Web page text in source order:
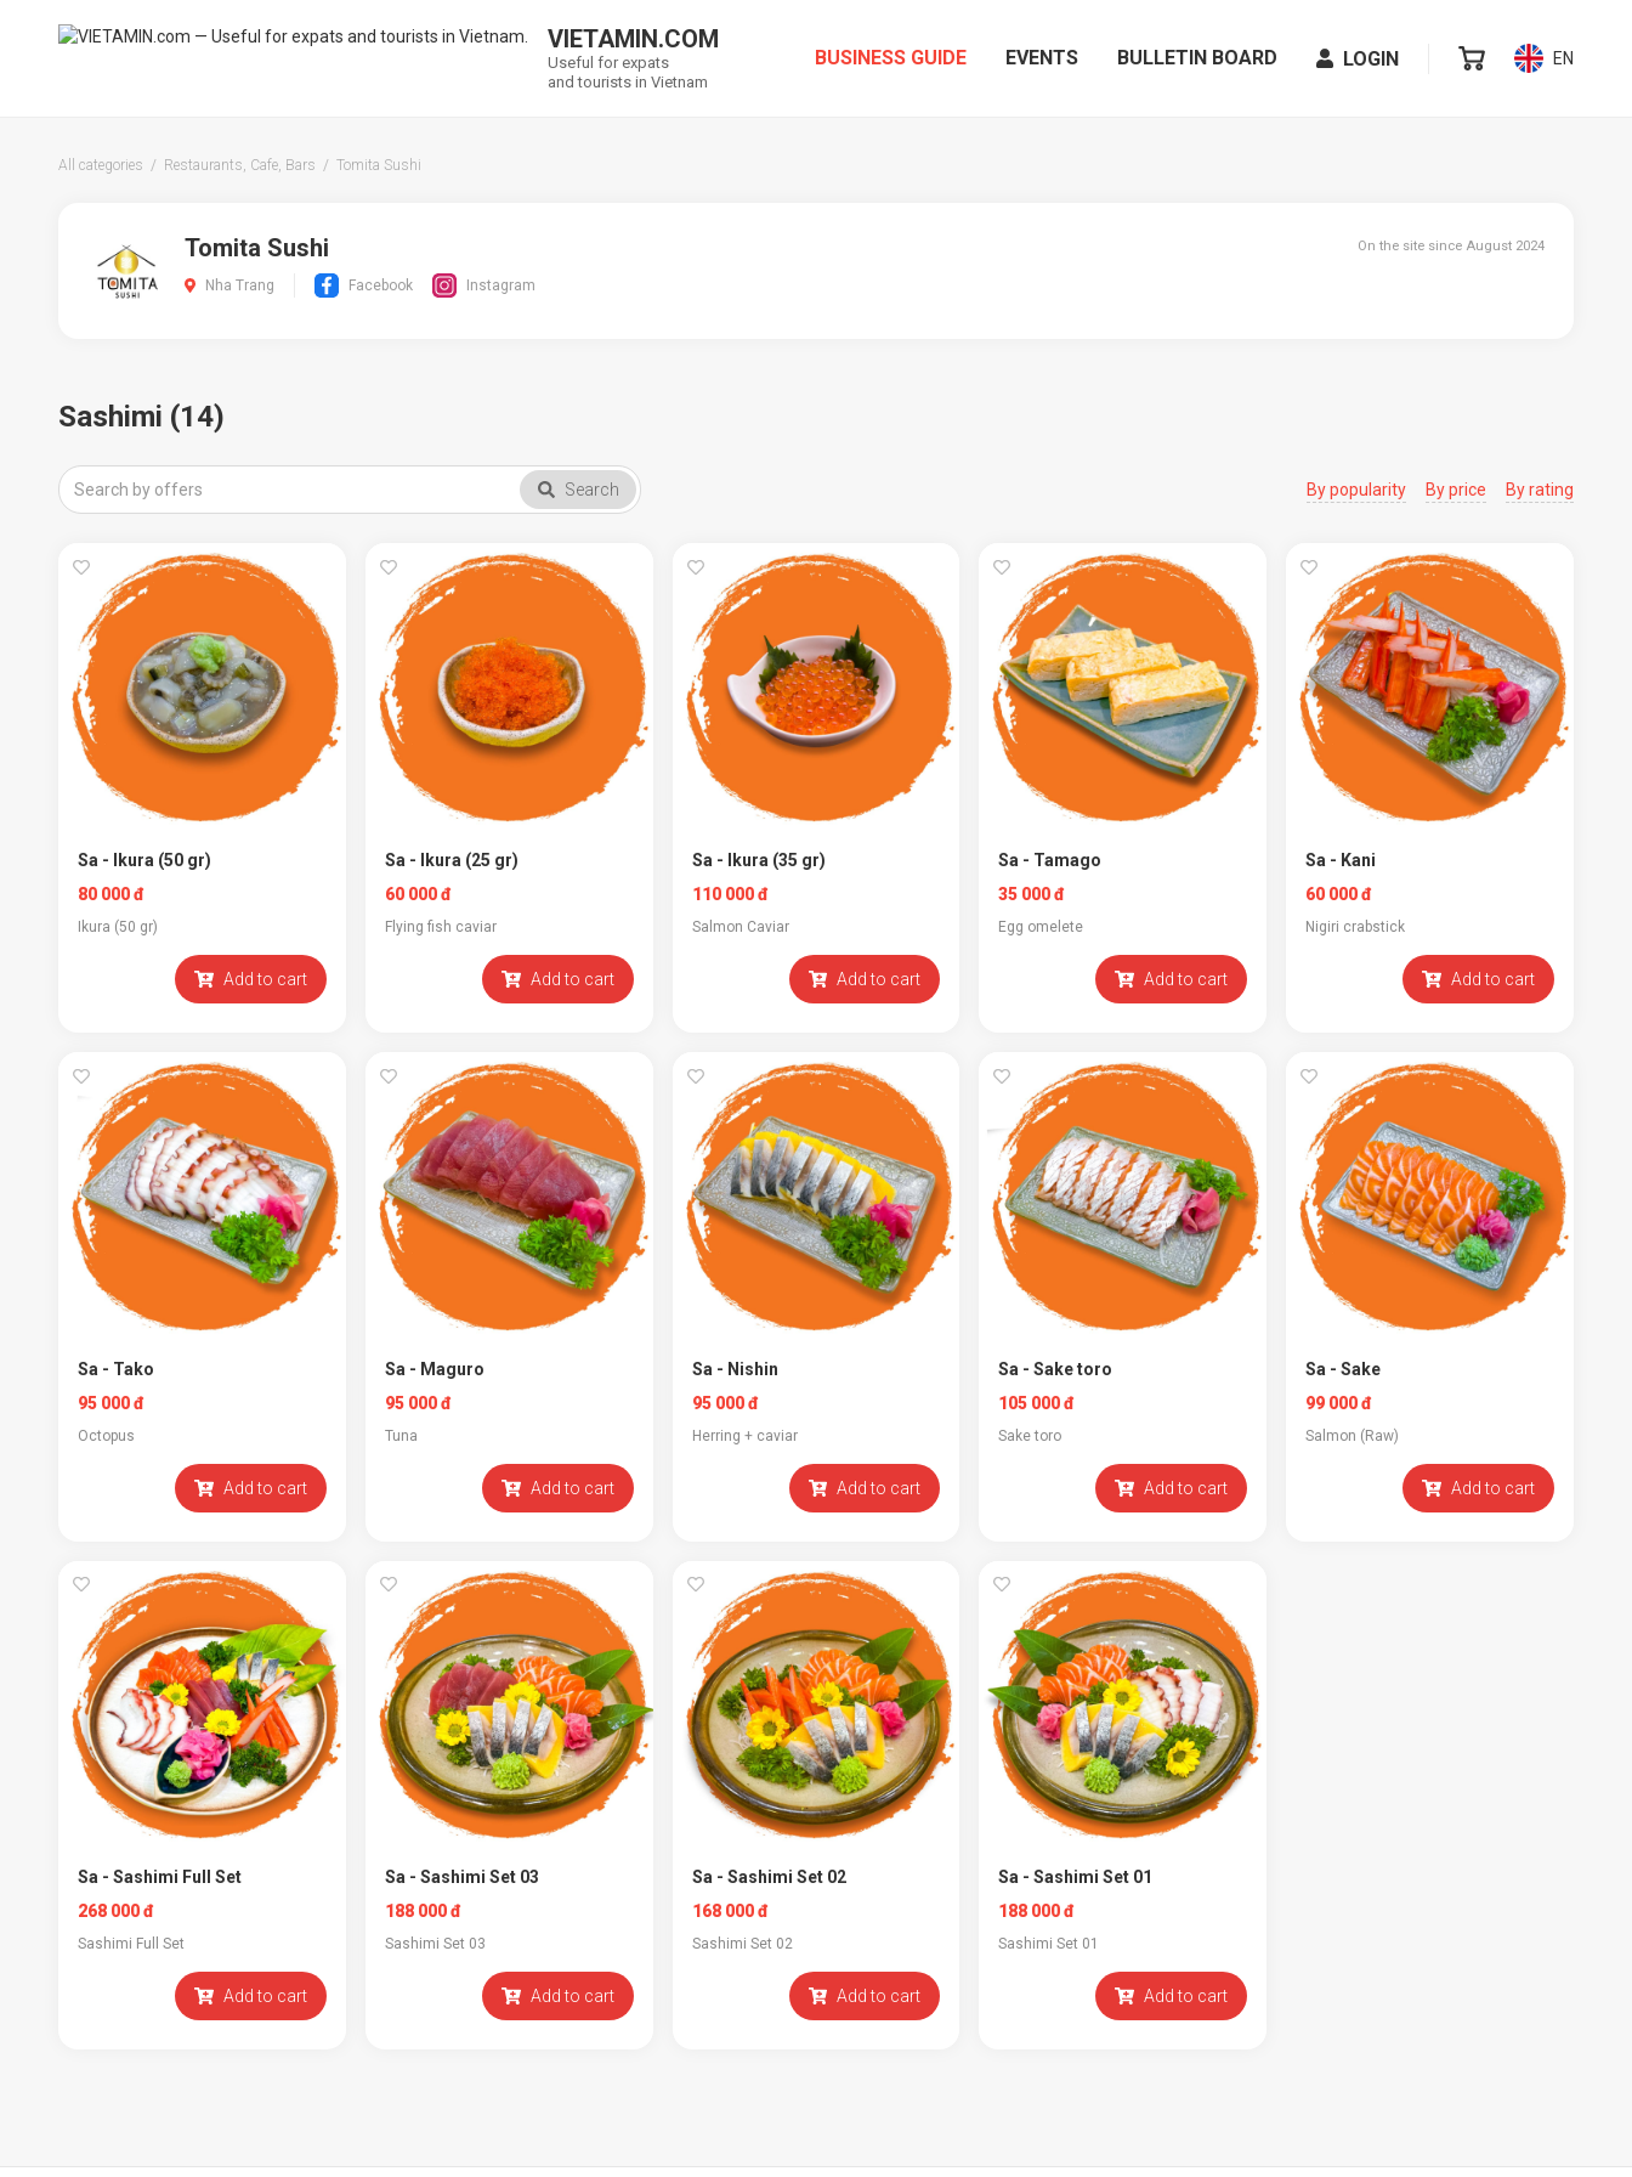
VIETAMIN.COM
Useful for expats
and tourists in Vietnam
BUSINESS GUIDE EVENTS BULLETIN BOARD LOGIN EN
All categories Restaurants, Cafe, Bars Tomita Sushi
Tomita Sushi
Nha Trang Facebook Instagram
On the site since August 2024
Sashimi (14)
Search By popularity By price By rating
Sa - Ikura (50 gr)
80 000 đ
Ikura (50 gr)
Add to cart
Sa - Ikura (25 gr)
60 000 đ
Flying fish caviar
Add to cart
Sa - Ikura (35 gr)
110 000 đ
Salmon Caviar
Add to cart
Sa - Tamago
35 000 đ
Egg omelete
Add to cart
Sa - Kani
60 000 đ
Nigiri crabstick
Add to cart
Sa - Tako
95 000 đ
Octopus
Add to cart
Sa - Maguro
95 000 đ
Tuna
Add to cart
Sa - Nishin
95 000 đ
Herring + caviar
Add to cart
Sa - Sake toro
105 000 đ
Sake toro
Add to cart
Sa - Sake
99 000 đ
Salmon (Raw)
Add to cart
Sa - Sashimi Full Set
268 000 đ
Sashimi Full Set
Add to cart
Sa - Sashimi Set 03
188 000 đ
Sashimi Set 03
Add to cart
Sa - Sashimi Set 02
168 000 đ
Sashimi Set 02
Add to cart
Sa - Sashimi Set 01
188 000 đ
Sashimi Set 01
Add to cart